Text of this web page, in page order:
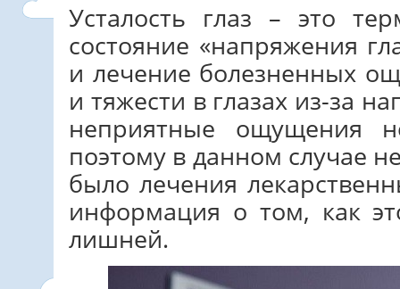
Усталость глаз – это
состояние «напряжения
и лечение болезненных
и тяжести в глазах из-за
неприятные ощущения
поэтому в данном случае
было лечения
информация о том, как
лишней.